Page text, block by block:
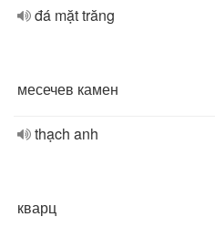
đá mặt trăng
месечев камен
thạch anh
кварц